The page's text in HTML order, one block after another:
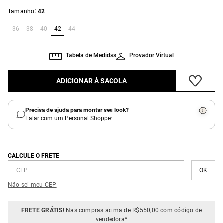
Tamanho: 42
36 38 40 42 44
Provador Virtual
Tabela de Medidas
ADICIONAR À SACOLA
Precisa de ajuda para montar seu look?
Falar com um Personal Shopper
CALCULE O FRETE
Não sei meu CEP
FRETE GRÁTIS!Nas compras acima de R$550,00 com código de
vendedora*